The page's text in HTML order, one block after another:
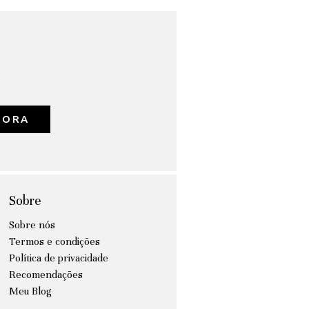
Sobre
Sobre nós
Termos e condições
Política de privacidade
Recomendações
Meu Blog